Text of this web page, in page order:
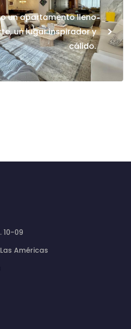
un apartamento lleno
un lugar inspirador y
cálido.
>
10-09
Américas